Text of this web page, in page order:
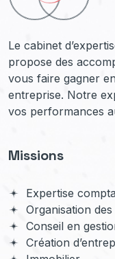
Le cabinet
propose des
vous faire gagner
entreprise. Notre
vos performances
Missions
Expertise
Organisation
Conseil en
Création